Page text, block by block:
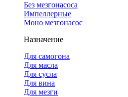
Без мезгонасоса
Импеллерные
Моно мезгонасос
Назначение
Для самогона
Для масла
Для сусла
Для вина
Для мезги